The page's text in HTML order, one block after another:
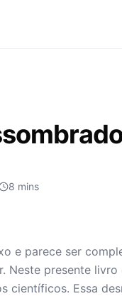
8 mins
e parece ser
Neste presente
científicos. Essa